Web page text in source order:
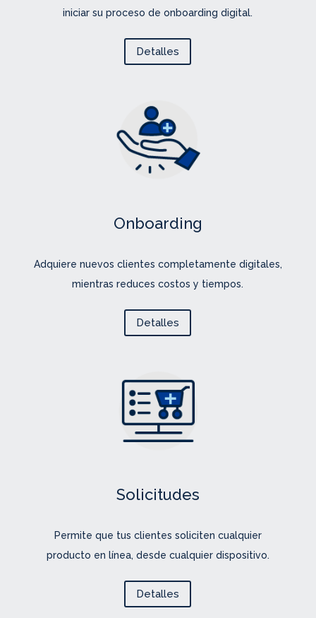
iniciar su proceso de onboarding digital.
Detalles
Onboarding
Adquiere nuevos clientes completamente digitales,
mientras reduces costos y tiempos.
Detalles
Solicitudes
Permite que tus clientes soliciten cualquier
producto en línea, desde cualquier dispositivo.
Detalles